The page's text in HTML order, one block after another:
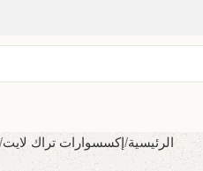
الرئيسية إكسسوارات تراك لايت